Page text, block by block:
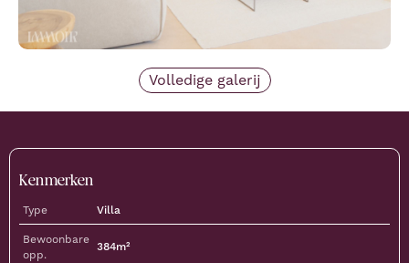
Volledige galerij
Kenmerken
Type Villa
Bewoonbare
opp.
384m²